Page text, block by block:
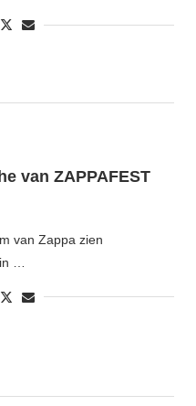
van ZAPPAFEST
van Zappa zien
…